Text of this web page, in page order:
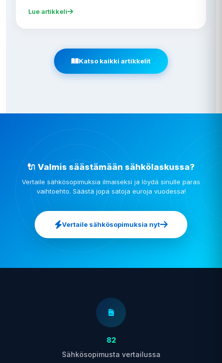
Lue artikkeli
Katso kaikki artikkelit
🔌 Valmis säästämään sähkölaskussa?
Vertaile sähkösopimuksia ilmaiseksi ja löydä sinulle paras
vaihtoehto. Säästä jopa satoja euroja vuodessa!
Vertaile sähkösopimuksia nyt
82
Sähkösopimusta vertailussa